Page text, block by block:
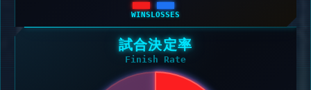
WINSLOSSES
試合決定率
Finish Rate